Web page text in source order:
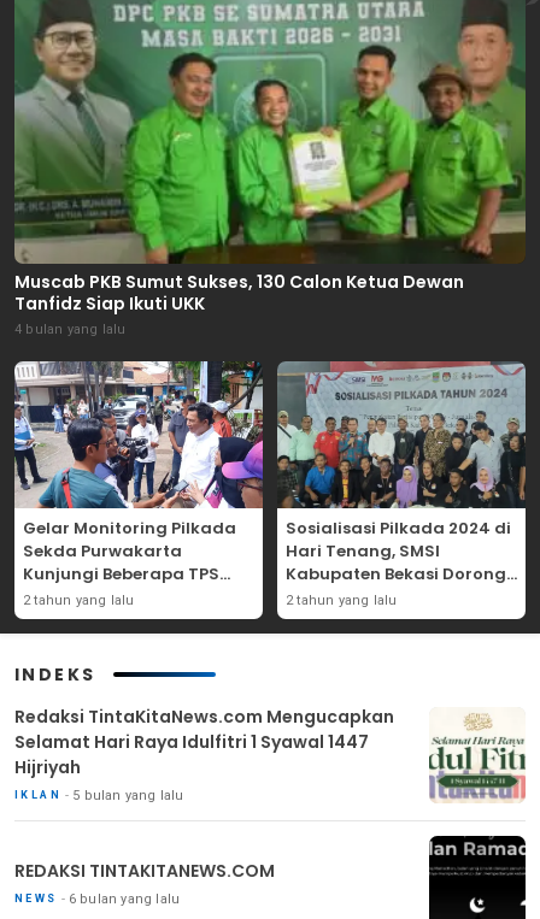
Muscab PKB Sumut Sukses, 130 Calon Ketua Dewan
Tanfidz Siap Ikuti UKK
4 bulan yang lalu
Gelar Monitoring Pilkada
Sekda Purwakarta
Kunjungi Beberapa TPS
Yang Ada Di Purwakarta
2 tahun yang lalu
Sosialisasi Pilkada 2024 di
Hari Tenang, SMSI
Kabupaten Bekasi Dorong
Angka Partisipasi
Masyarakat
2 tahun yang lalu
INDEKS
Redaksi TintaKitaNews.com Mengucapkan
Selamat Hari Raya Idulfitri 1 Syawal 1447
Hijriyah
IKLAN 5 bulan yang lalu
REDAKSI TINTAKITANEWS.COM
NEWS 6 bulan yang lalu